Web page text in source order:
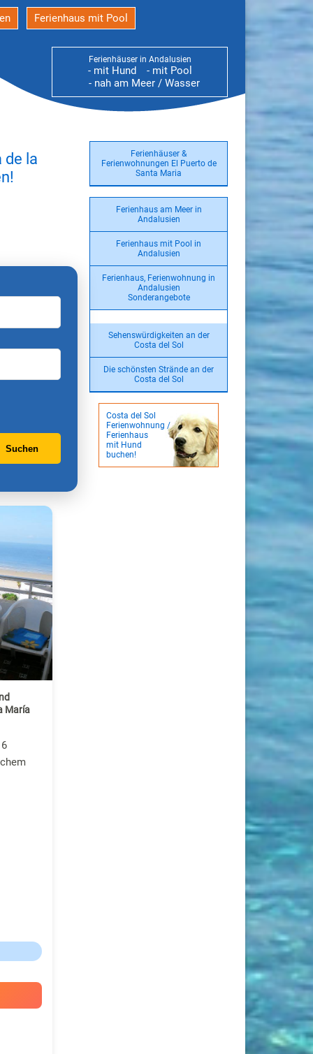
Ferienhaus mit Pool
Ferienhäuser in Andalusien
- mit Hund
- mit Pool
- nah am Meer / Wasser
Ferienhäuser &
Ferienwohnungen El Puerto de
Santa Maria
Ferienhaus am Meer in
Andalusien
Ferienhaus mit Pool in
Andalusien
Ferienhaus, Ferienwohnung in
Andalusien
Sonderangebote
Sehenswürdigkeiten an der
Costa del Sol
Die schönsten Strände an der
Costa del Sol
Costa del Sol
Ferienwohnung /
Ferienhaus
mit Hund
buchen!
de la
Suchen
María